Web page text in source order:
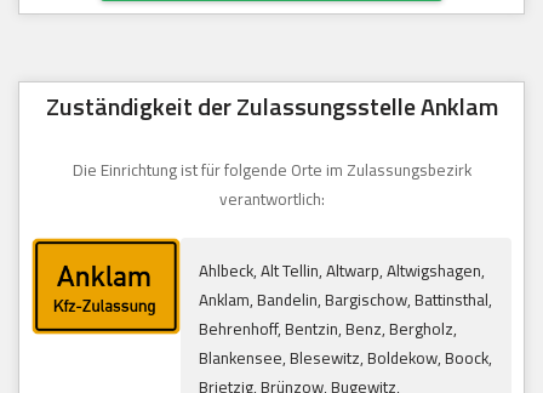
Zuständigkeit der Zulassungsstelle Anklam
Die Einrichtung ist für folgende Orte im Zulassungsbezirk
verantwortlich:
Ahlbeck, Alt Tellin, Altwarp, Altwigshagen,
Anklam, Bandelin, Bargischow, Battinsthal,
Behrenhoff, Bentzin, Benz, Bergholz,
Blankensee, Blesewitz, Boldekow, Boock,
Brietzig, Brünzow, Bugewitz,